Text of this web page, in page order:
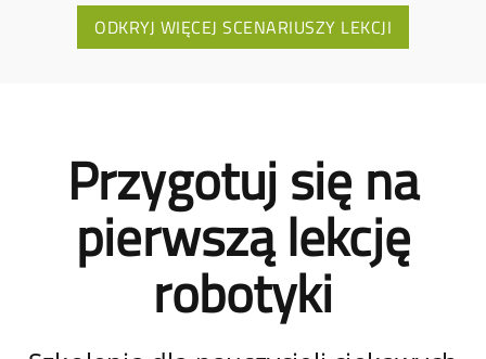
ODKRYJ WIĘCEJ SCENARIUSZY LEKCJI
Przygotuj się na
pierwszą lekcję
robotyki